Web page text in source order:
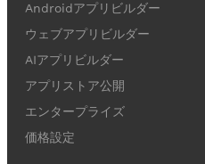
Androidアプリビルダー
ウェブアプリビルダー
AIアプリビルダー
アプリストア公開
エンタープライズ
価格設定